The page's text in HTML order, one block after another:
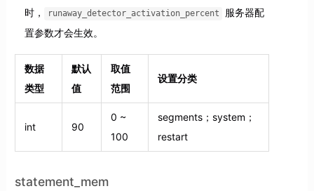
时，
runaway_detector_activation_percent
服务器配
置参数才会生效。
数据
类型
默认
值
取值
范围
设置分类
int 90
0 ~
100
segments；system；
restart
statement_mem